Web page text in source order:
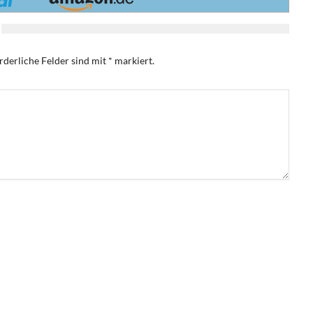
Felder sind mit * markiert.